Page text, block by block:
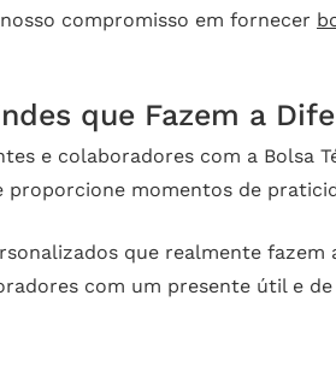
compromisso em fornecer
que Fazem a
e colaboradores com a Bolsa
proporcione momentos de
que realmente
com um presente útil e